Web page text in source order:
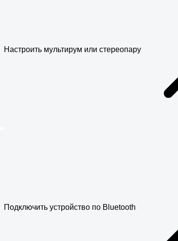
Настроить мультирум или стереопару
Подключить устройство по Bluetooth